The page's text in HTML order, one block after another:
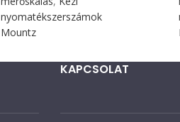
nyomatékszerszámok
Mountz
KAPCSOLAT